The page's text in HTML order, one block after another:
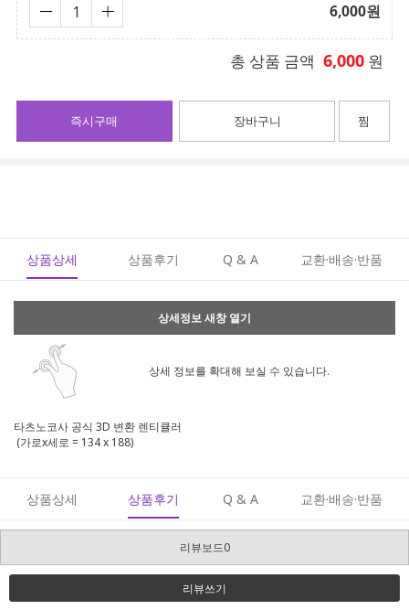
6,000원
총 상품 금액 6,000 원
장바구니
즉시구매 찜
상품상세 상품후기 Q & A 교환·배송·반품
상세정보 새창 열기
상세 정보를 확대해 보실 수 있습니다.
타츠노코사 공식 3D 변환 렌티큘러
(가로x세로 = 134 x 188)
상품상세 상품후기 Q & A 교환·배송·반품
리뷰보드0
리뷰쓰기